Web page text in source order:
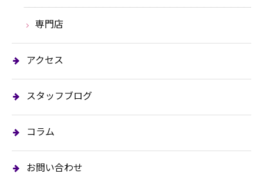
専門店
アクセス
スタッフブログ
コラム
お問い合わせ